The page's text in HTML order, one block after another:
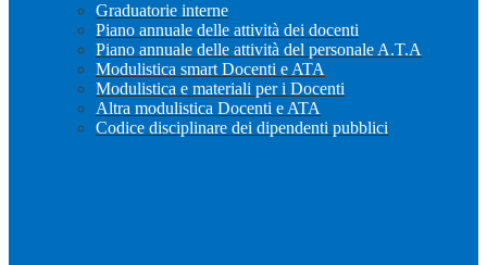
Graduatorie interne
Piano annuale delle attività dei docenti
Piano annuale delle attività del personale A.T.A
Modulistica smart Docenti e ATA
Modulistica e materiali per i Docenti
Altra modulistica Docenti e ATA
Codice disciplinare dei dipendenti pubblici